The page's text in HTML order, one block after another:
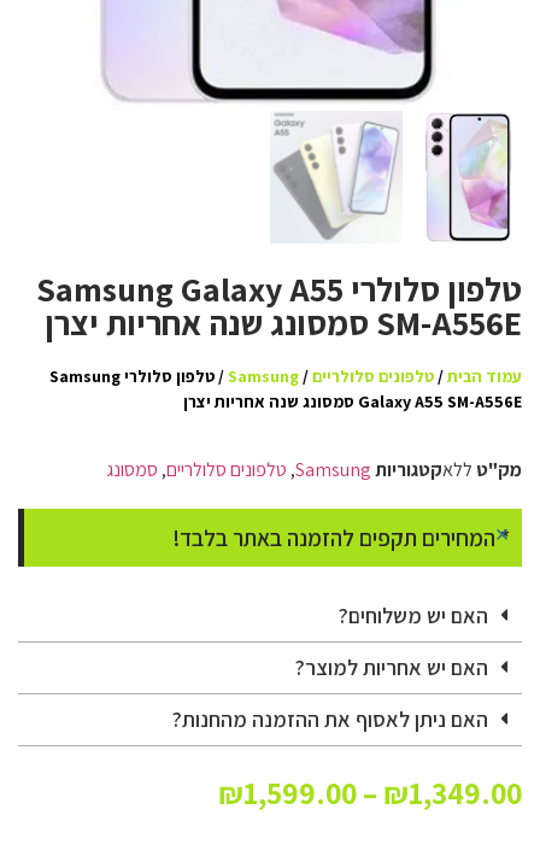
טלפון סלולרי Samsung Galaxy A55
SM-A556E סמסונג שנה אחריות יצרן
עמוד הבית/טלפונים סלולריים/
Samsung
/ טלפון סלולרי Samsung
Galaxy A55 SM-A556E סמסונג שנה אחריות יצרן
מק"ט ללאקטגוריותSamsung
, טלפונים סלולריים, סמסונג
* המחירים תקפים להזמנה באתר בלבד!
×
האם יש משלוחים?
האם יש אחריות למוצר?
האם ניתן לאסוף את ההזמנה מהחנות?
₪1,349.00
–
₪1,599.00